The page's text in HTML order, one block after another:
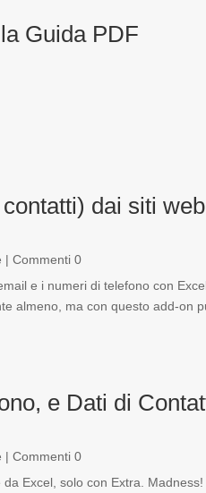
Guida PDF
dai siti web
| Commenti 0
e i numeri di telefono con
almeno, ma con questo add-on
e Dati di
| Commenti 0
Excel, solo con Extra. Madness!